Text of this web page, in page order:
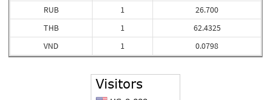
RUB
THB
VND
1
1
1
26.700
62.4325
0.0798